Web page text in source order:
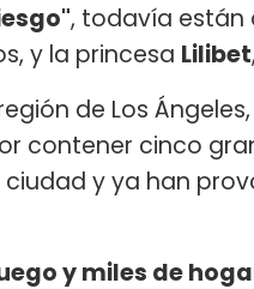
, todavía están
y la princesa Lilibet
de Los
contener cinco
y ya han
y miles de